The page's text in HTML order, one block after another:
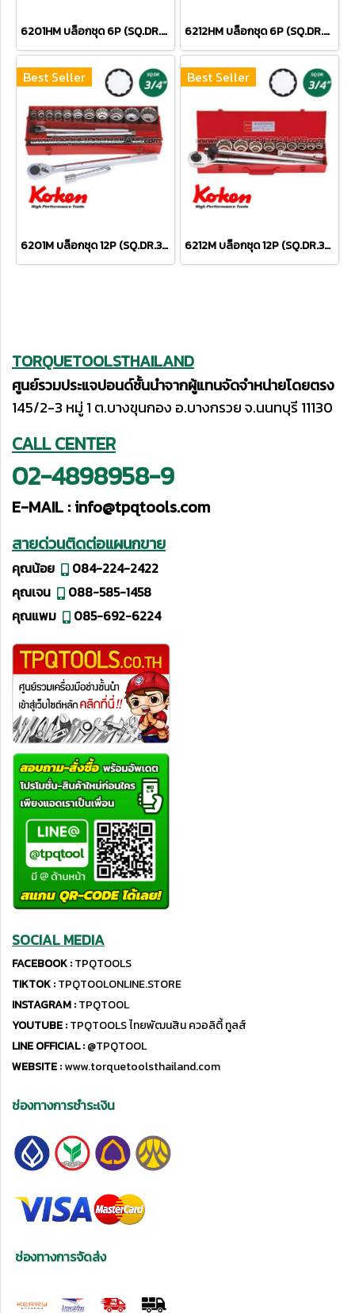
6201HM บล็อกชุด 6P (SQ.DR.3/4") Socket Set 6212HM บล็อกชุด 6P (SQ.DR.3/4") Socket Set
Best Seller
6201M บล็อกชุด 12P (SQ.DR.3/4") Socket Set
Best Seller
6212M บล็อกชุด 12P (SQ.DR.3/4") Socket Set
TORQUETOOLSTHAILAND
ศูนย์รวมประแจปอนด์ชั้นนำจากผู้แทนจัดจำหน่ายโดยตรง
145/2-3 หมู่ 1 ต.บางขุนกอง อ.บางกรวย จ.นนทบุรี 11130
CALL CENTER
02-4898958-9
E-MAIL :info@tpqtools.com
สายด่วนติดต่อแผนกขาย
คุณน้อย
084-224-2422
คุณเจน
088-585-1458
คุณแพม
085-692-6224
SOCIAL MEDIA
FACEBOOK :TPQTOOLS
TIKTOK :TPQTOOLONLINE.STORE
INSTAGRAM :TPQTOOL
YOUTUBE :TPQTOOLS ไทยพัฒนสิน ควอลิตี้ ทูลส์
LINE OFFICIAL :@TPQTOOL
WEBSITE :www.torquetoolsthailand.com
ช่องทางการชำระเงิน
ช่องทางการจัดส่ง